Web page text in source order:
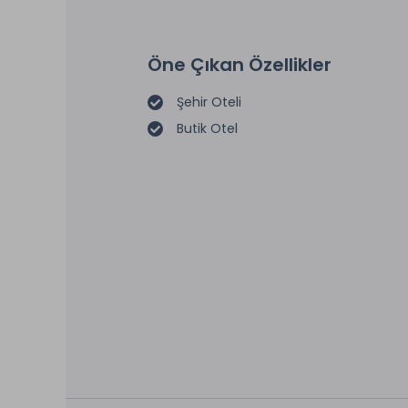
Öne Çıkan Özellikler
Şehir Oteli
Butik Otel